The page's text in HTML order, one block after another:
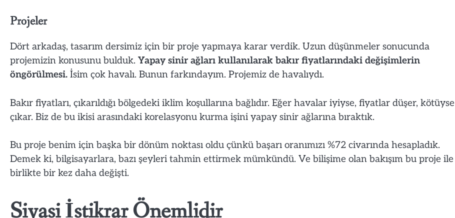
Projeler
Dört arkadaş, tasarım dersimiz için bir proje yapmaya karar verdik. Uzun düşünmeler sonucunda
projemizin konusunu bulduk. Yapay sinir ağları kullanılarak bakır fiyatlarındaki değişimlerin
öngörülmesi. İsim çok havalı. Bunun farkındayım. Projemiz de havalıydı.
Bakır fiyatları, çıkarıldığı bölgedeki iklim koşullarına bağlıdır. Eğer havalar iyiyse, fiyatlar düşer, kötüyse
çıkar. Biz de bu ikisi arasındaki korelasyonu kurma işini yapay sinir ağlarına bıraktık.
Bu proje benim için başka bir dönüm noktası oldu çünkü başarı oranımızı %72 civarında hesapladık.
Demek ki, bilgisayarlara, bazı şeyleri tahmin ettirmek mümkündü. Ve bilişime olan bakışım bu proje ile
birlikte bir kez daha değişti.
Siyasi İstikrar Önemlidir